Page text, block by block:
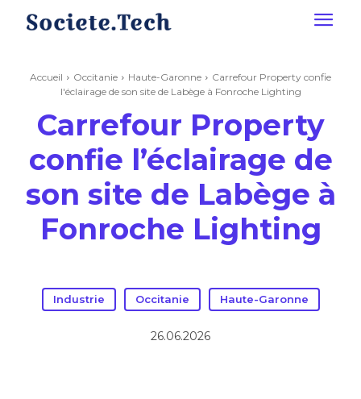
Accueil Occitanie Haute-Garonne
Carrefour Property confie
l'éclairage de son site de Labège à Fonroche Lighting
Carrefour Property
confie l’éclairage de
son site de Labège à
Fonroche Lighting
Industrie Occitanie Haute-Garonne
26.06.2026